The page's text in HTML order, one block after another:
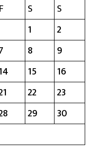
F S
S
1
2
8
9
15
16
22
23
29
30